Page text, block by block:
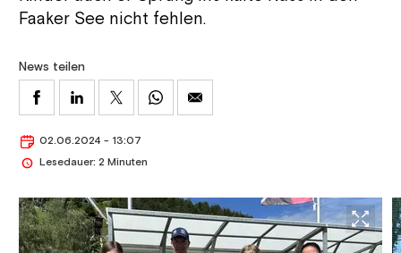
Faaker See nicht fehlen.
News teilen
02.06.2024 - 13:07
Lesedauer: 2 Minuten